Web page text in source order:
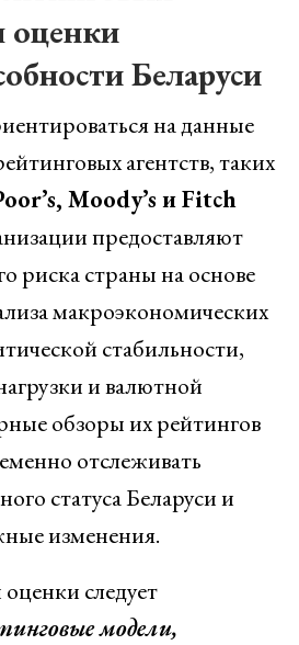
оценки
Беларуси
на данные
агентств, таких
Moody’s и Fitch
предоставляют
риска страны на основе
макроэкономических
стабильности,
и валютной
обзоры их рейтингов
отслеживать
статуса Беларуси и
изменения.
следует
модели,